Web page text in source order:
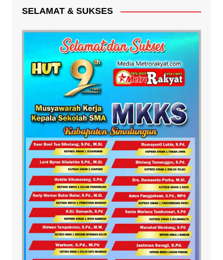
SELAMAT & SUKSES